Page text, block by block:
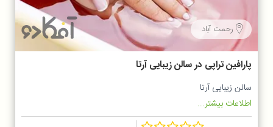
رحمت آباد
پارافین تراپی در سالن زیبایی آرتا
سالن زیبایی آرتا
اطلاعات بیشتر...